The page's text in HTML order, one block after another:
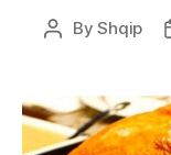
PostByShqip